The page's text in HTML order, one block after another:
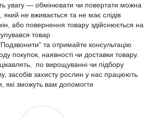
увагу — обмінювати чи повертати можна
який не вживається та не має слідів
або повернення товару здійснюється на
товар
та отримайте консультацію
покупок, наявності чи доставки товару.
по вирощуванні чи підбору
засобів захисту рослин у нас працюють
які зможуть вам допомогти